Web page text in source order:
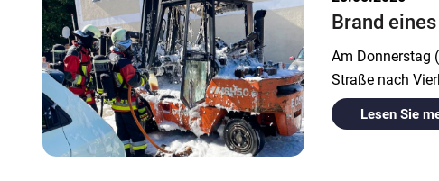
Brand
Am Donnerstag
Straße nach
Lesen Sie